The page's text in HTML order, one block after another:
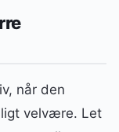
når den
velvære. Let